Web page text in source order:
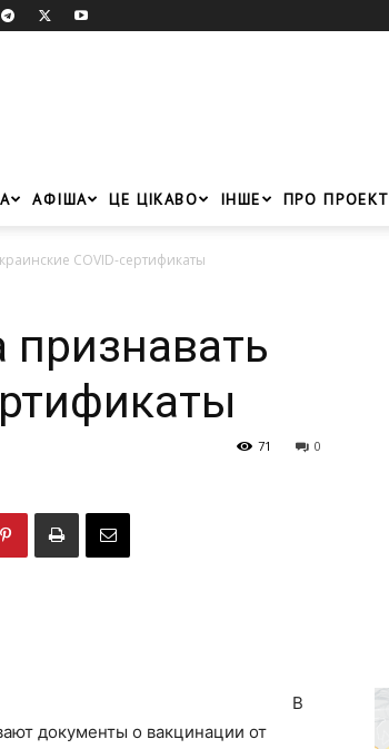
АФІША ЦЕ ЦІКАВО ІНШЕ ПРО ПРОЕКТ
COVID-сертификаты
0
71
В
документы о вакцинации от